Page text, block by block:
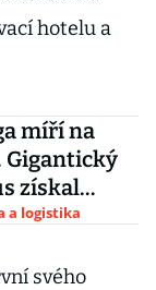
hotelu a
míří na
Gigantický
získal
a logistika
svého